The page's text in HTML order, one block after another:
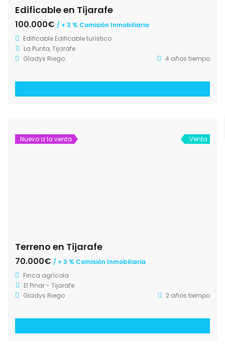
Edificable en Tijarafe
100.000€ / + 3 % Comisión Inmobiliaria
Edificable Edificable turístico
La Punta, Tijarafe
Gladys Riego
4 años tiempo
Nuevo a la venta Venta
Terreno en Tijarafe
70.000€ / + 3 % Comisión Inmobiliaria
Finca agrícola
El Pinar - Tijarafe
Gladys Riego
2 años tiempo